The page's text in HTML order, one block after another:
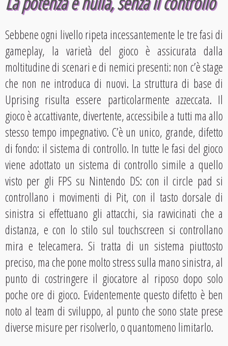
Sebbene ogni livello ripeta incessantemente le tre fasi di
gameplay, la varietà del gioco è assicurata dalla
moltitudine di scenari e di nemici presenti: non c’è stage
che non ne introduca di nuovi. La struttura di base di
Uprising risulta essere particolarmente azzeccata. Il
gioco è accattivante, divertente, accessibile a tutti ma allo
stesso tempo impegnativo. C’è un unico, grande, difetto
di fondo: il sistema di controllo. In tutte le fasi del gioco
viene adottato un sistema di controllo simile a quello
visto per gli FPS su Nintendo DS: con il circle pad si
controllano i movimenti di Pit, con il tasto dorsale di
sinistra si effettuano gli attacchi, sia ravvicinati che a
distanza, e con lo stilo sul touchscreen si controllano
mira e telecamera. Si tratta di un sistema piuttosto
preciso, ma che pone molto stress sulla mano sinistra, al
punto di costringere il giocatore al riposo dopo solo
poche ore di gioco. Evidentemente questo difetto è ben
noto al team di sviluppo, al punto che sono state prese
diverse misure per risolverlo, o quantomeno limitarlo.